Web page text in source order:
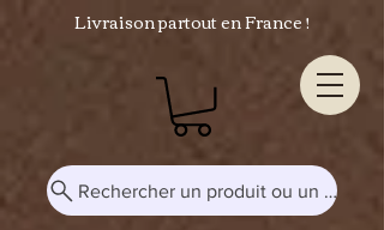
Livraison partout en France !
Rechercher un produit ou un mot-